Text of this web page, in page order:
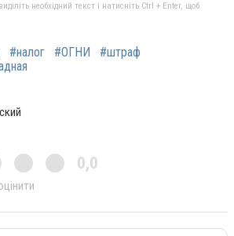
необхідний текст і натисніть Ctrl + Enter, щоб
#налог #ОГНИ
#штраф
0,0